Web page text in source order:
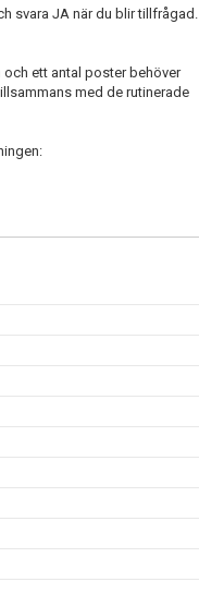
svara JA när du blir tillfrågad.
ett antal poster behöver
med de rutinerade